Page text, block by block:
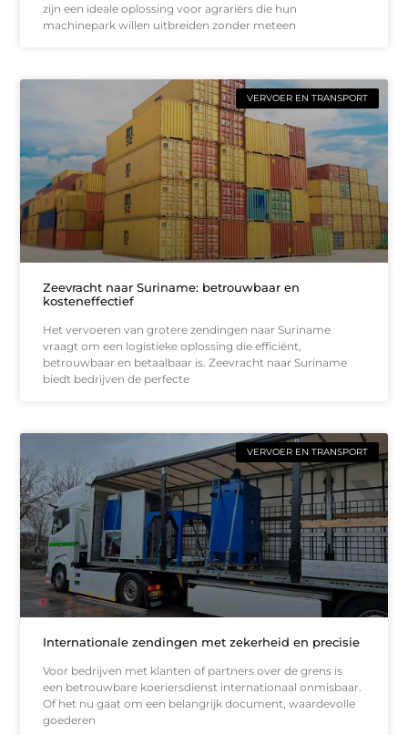
zijn een ideale oplossing voor agrariërs die hun
machinepark willen uitbreiden zonder meteen
VERVOER EN TRANSPORT
Zeevracht naar Suriname: betrouwbaar en
kosteneffectief
Het vervoeren van grotere zendingen naar Suriname
vraagt om een logistieke oplossing die efficiënt,
betrouwbaar en betaalbaar is. Zeevracht naar Suriname
biedt bedrijven de perfecte
VERVOER EN TRANSPORT
Internationale zendingen met zekerheid en precisie
Voor bedrijven met klanten of partners over de grens is
een betrouwbare koeriersdienst internationaal onmisbaar.
Of het nu gaat om een belangrijk document, waardevolle
goederen